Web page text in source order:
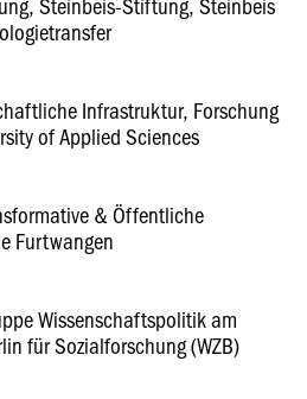
Infrastruktur, Forschung
of Applied Sciences
& Öffentliche
Furtwangen
Wissenschaftspolitik am
für Sozialforschung (WZB)